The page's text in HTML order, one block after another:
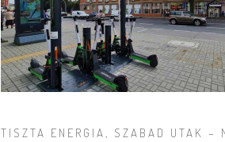
TISZTA ENERGIA, SZABAD UTAK –